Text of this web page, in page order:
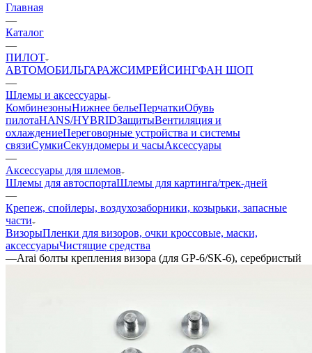
Главная
—
Каталог
—
ПИЛОТ
АВТОМОБИЛЬГАРАЖСИМРЕЙСИНГФАН ШОП
—
Шлемы и аксессуары
КомбинезоныНижнее бельеПерчаткиОбувь
пилотаHANS/HYBRIDЗащитыВентиляция и
охлаждениеПереговорные устройства и системы
связиСумкиСекундомеры и часыАксессуары
—
Аксессуары для шлемов
Шлемы для автоспортаШлемы для картинга/трек-дней
—
Крепеж, спойлеры, воздухозаборники, козырьки, запасные
части
ВизорыПленки для визоров, очки кроссовые, маски,
аксессуарыЧистящие средства
—Arai болты крепления визора (для GP-6/SK-6), серебристый